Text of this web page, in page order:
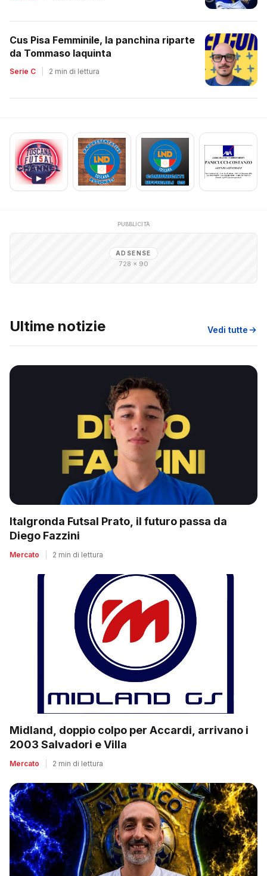
Cus Pisa Femminile, la panchina riparte
da Tommaso Iaquinta
Serie C 2 min di lettura
PUBBLICITÀ
ADSENSE
728 × 90
Ultime notizie Vedi tutte
Italgronda Futsal Prato, il futuro passa da
Diego Fazzini
Mercato 2 min di lettura
Midland, doppio colpo per Accardi, arrivano i
2003 Salvadori e Villa
Mercato 2 min di lettura